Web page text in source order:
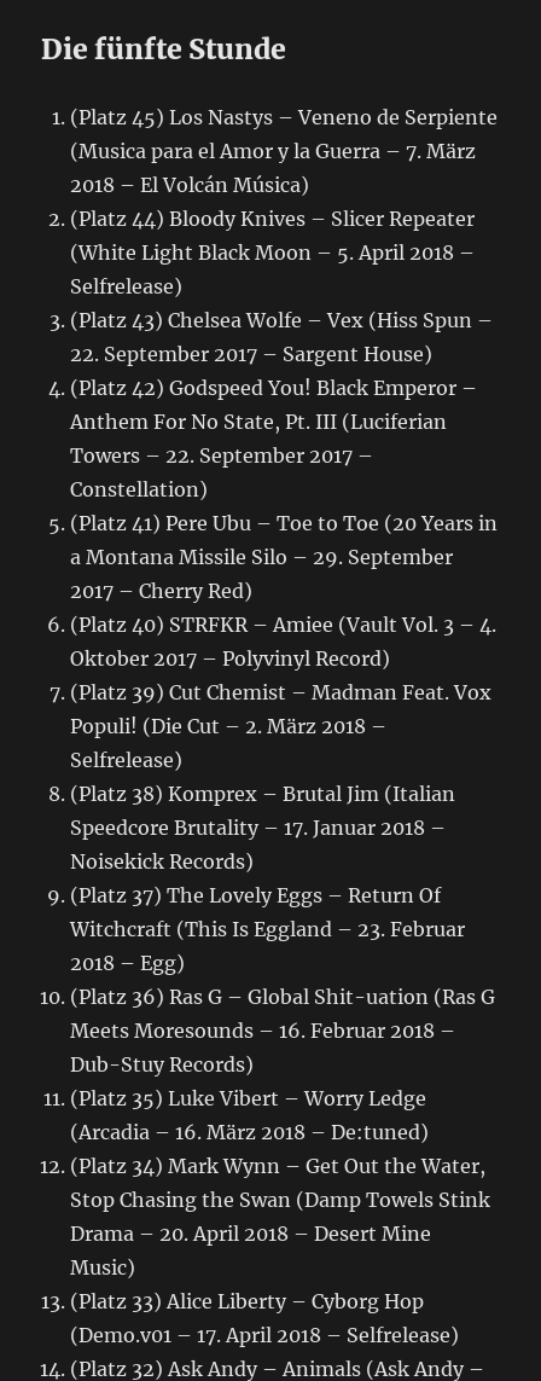
Die fünfte Stunde
(Platz 45) Los Nastys – Veneno de Serpiente
(Musica para el Amor y la Guerra – 7. März
2018 – El Volcán Música)
(Platz 44) Bloody Knives – Slicer Repeater
(White Light Black Moon – 5. April 2018 –
Selfrelease)
(Platz 43) Chelsea Wolfe – Vex (Hiss Spun –
22. September 2017 – Sargent House)
(Platz 42) Godspeed You! Black Emperor –
Anthem For No State, Pt. III (Luciferian
Towers – 22. September 2017 –
Constellation)
(Platz 41) Pere Ubu – Toe to Toe (20 Years in
a Montana Missile Silo – 29. September
2017 – Cherry Red)
(Platz 40) STRFKR – Amiee (Vault Vol. 3 – 4.
Oktober 2017 – Polyvinyl Record)
(Platz 39) Cut Chemist – Madman Feat. Vox
Populi! (Die Cut – 2. März 2018 –
Selfrelease)
(Platz 38) Komprex – Brutal Jim (Italian
Speedcore Brutality – 17. Januar 2018 –
Noisekick Records)
(Platz 37) The Lovely Eggs – Return Of
Witchcraft (This Is Eggland – 23. Februar
2018 – Egg)
(Platz 36) Ras G – Global Shit-uation (Ras G
Meets Moresounds – 16. Februar 2018 –
Dub-Stuy Records)
(Platz 35) Luke Vibert – Worry Ledge
(Arcadia – 16. März 2018 – De:tuned)
(Platz 34) Mark Wynn – Get Out the Water,
Stop Chasing the Swan (Damp Towels Stink
Drama – 20. April 2018 – Desert Mine
Music)
(Platz 33) Alice Liberty – Cyborg Hop
(Demo.v01 – 17. April 2018 – Selfrelease)
(Platz 32) Ask Andy – Animals (Ask Andy –